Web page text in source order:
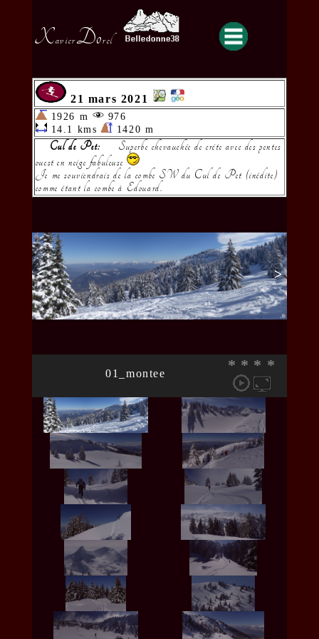
XavierDorel
21 mars 2021
1926 m
976
14.1 kms
1420 m
Cul de Pet:
Superbe chevauchée de créte avec des pentes
ouest en neige fabuleuse
Je me souviendrais de la combe SW du Cul de Pet (inédite)
comme étant la combe à Edouard.
< >
* * * *
01_montee